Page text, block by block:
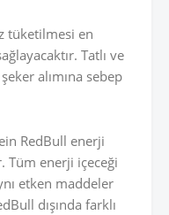
tüketilmesi en
Tatlı ve
alımına sebep
RedBull enerji
Tüm enerji içeceği
etken maddeler
dışında farklı